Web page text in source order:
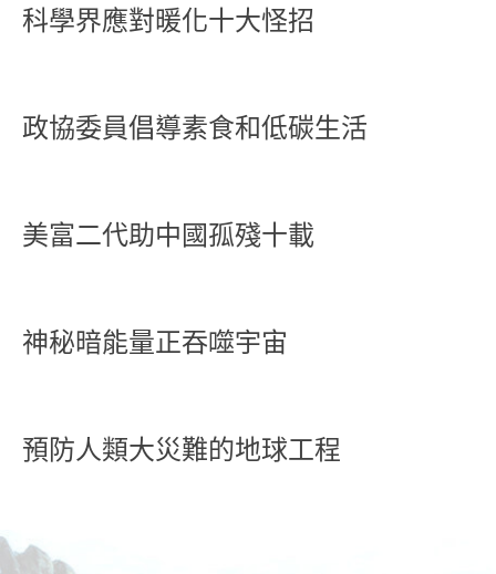
科學界應對暖化十大怪招
政協委員倡導素食和低碳生活
美富二代助中國孤殘十載
神秘暗能量正吞噬宇宙
預防人類大災難的地球工程